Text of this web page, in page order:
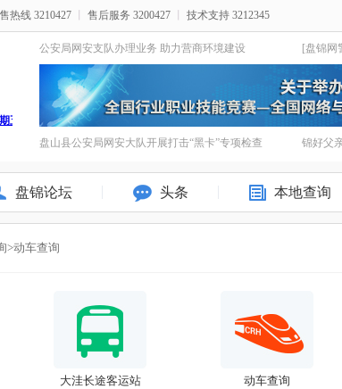
热线 3210427 售后服务 3200427 技术支持 3212345
公安局网安支队办理业务 助力营商环境建设 [盘锦网
盘山县公安局网安大队开展打击“黑卡”专项检查 锦好父
盘锦论坛 头条 本地查询
>动车查询
大洼长途客运站 动车查询